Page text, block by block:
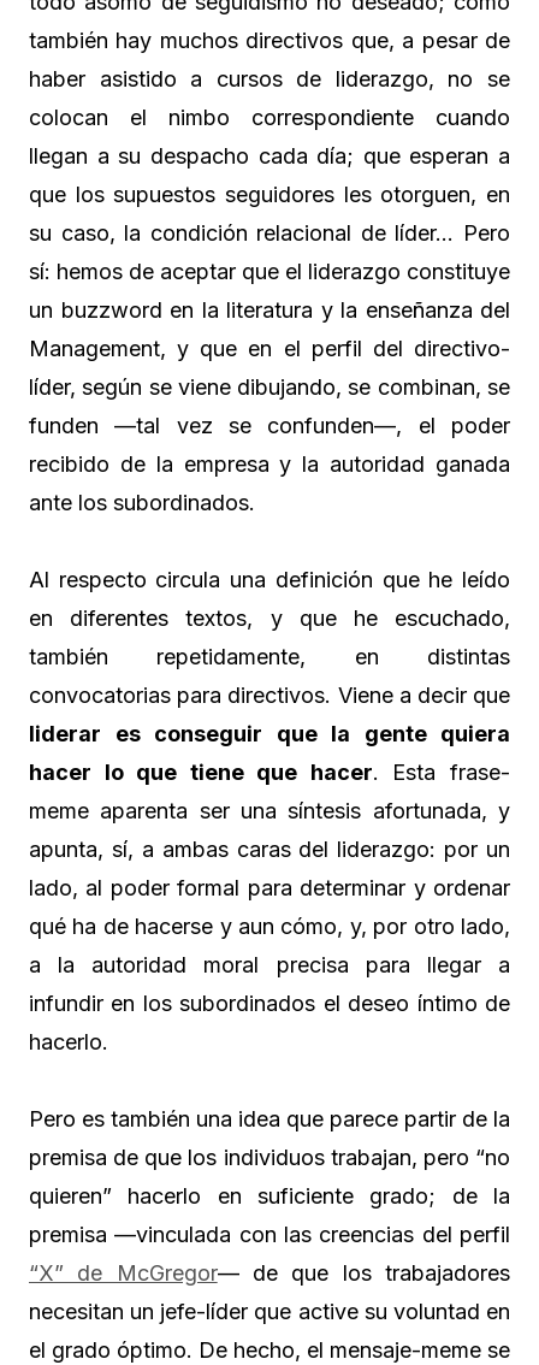
también hay muchos directivos que, a pesar de
haber asistido a cursos de liderazgo, no se
colocan el nimbo correspondiente cuando
llegan a su despacho cada día; que esperan a
que los supuestos seguidores les otorguen, en
su caso, la condición relacional de líder… Pero
sí: hemos de aceptar que el liderazgo constituye
un buzzword en la literatura y la enseñanza del
Management, y que en el perfil del directivo-
líder, según se viene dibujando, se combinan, se
funden —tal vez se confunden—, el poder
recibido de la empresa y la autoridad ganada
ante los subordinados.
Al respecto circula una definición que he leído
en diferentes textos, y que he escuchado,
también repetidamente, en distintas
convocatorias para directivos. Viene a decir que
liderar es conseguir que la gente quiera
hacer lo que tiene que hacer. Esta frase-
meme aparenta ser una síntesis afortunada, y
apunta, sí, a ambas caras del liderazgo: por un
lado, al poder formal para determinar y ordenar
qué ha de hacerse y aun cómo, y, por otro lado,
a la autoridad moral precisa para llegar a
infundir en los subordinados el deseo íntimo de
hacerlo.
Pero es también una idea que parece partir de la
premisa de que los individuos trabajan, pero “no
quieren” hacerlo en suficiente grado; de la
premisa —vinculada con las creencias del perfil
“X” de McGregor— de que los trabajadores
necesitan un jefe-líder que active su voluntad en
el grado óptimo. De hecho, el mensaje-meme se